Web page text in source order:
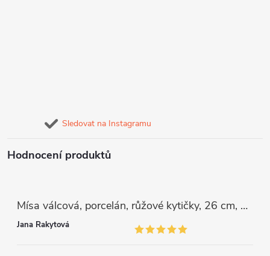
Sledovat na Instagramu
Hodnocení produktů
Mísa válcová, porcelán, růžové kytičky, 26 cm, G. Benedikt
Jana Rakytová